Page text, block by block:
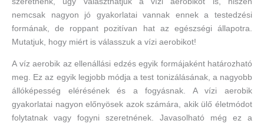
nemcsak nagyon jó gyakorlatai vannak ennek a testedzési
formának, de roppant pozitívan hat az egészségi állapotra.
Mutatjuk, hogy miért is válasszuk a vízi aerobikot!
A víz aerobik az ellenállási edzés egyik formájaként határozható
meg. Ez az egyik legjobb módja a test tonizálásának, a nagyobb
állóképesség elérésének és a fogyásnak. A vízi aerobik
gyakorlatai nagyon előnyösek azok számára, akik ülő életmódot
folytatnak vagy fogyni szeretnének. Javasolható még ez a